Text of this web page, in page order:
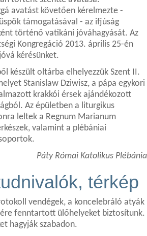
avatást követően kérelmezte -
támogatásával - az ifjúság
történő vatikáni jóváhagyását. Az
Kongregáció 2013. április 25-én
kérésünket.
készült oltárba elhelyezzük Szent II.
Stanislaw Dziwisz, a pápa egykori
krakkói érsek ajándékozott
Az épületben a liturgikus
leltek a Regnum Marianum
valamint a plébániai
Páty Római Katolikus Plébánia
térkép
vendégek, a koncelebráló atyák
fenntartott ülőhelyeket biztosítunk.
hagyják szabadon.